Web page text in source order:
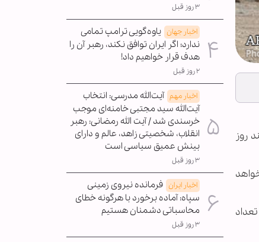
روز
در افغانستان به ۸ تا ۹ هزار نفر خواهد
۳ روز قبل
اخبار جهان یاوه‌گویی ترامپ تمامی
ندارد؛ اگر ایران توافق نکند، رهبر آن را
هدف قرار خواهیم داد!
۲ روز قبل
اخبار مهم آیت‌الله مدرسی: انتخاب
آیت‌الله سید مجتبی خامنه‌ای موجب
خرسندی شد / آیت الله رمضانی: رهبر
انقلاب، شخصیتی زاهد، عالم و دارای
بینش عمیق سیاسی است
۳ روز قبل
اخبار ایران فرمانده نیروی زمینی
سپاه: آماده برخورد با هرگونه خطای
محاسباتی دشمنان هستیم
۳ روز قبل